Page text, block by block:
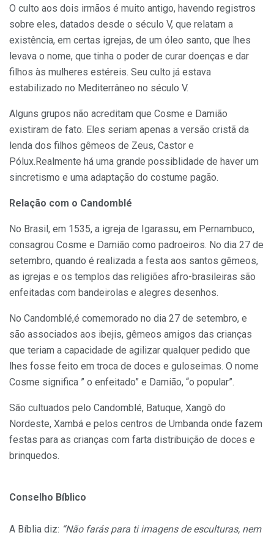
O culto aos dois irmãos é muito antigo, havendo registros
sobre eles, datados desde o século V, que relatam a
existência, em certas igrejas, de um óleo santo, que lhes
levava o nome, que tinha o poder de curar doenças e dar
filhos às mulheres estéreis. Seu culto já estava
estabilizado no Mediterrâneo no século V.
Alguns grupos não acreditam que Cosme e Damião
existiram de fato. Eles seriam apenas a versão cristã da
lenda dos filhos gêmeos de Zeus, Castor e
Pólux.Realmente há uma grande possiblidade de haver um
sincretismo e uma adaptação do costume pagão.
Relação com o Candomblé
No Brasil, em 1535, a igreja de Igarassu, em Pernambuco,
consagrou Cosme e Damião como padroeiros. No dia 27 de
setembro, quando é realizada a festa aos santos gêmeos,
as igrejas e os templos das religiões afro-brasileiras são
enfeitadas com bandeirolas e alegres desenhos.
No Candomblé,é comemorado no dia 27 de setembro, e
são associados aos ibejis, gêmeos amigos das crianças
que teriam a capacidade de agilizar qualquer pedido que
lhes fosse feito em troca de doces e guloseimas. O nome
Cosme significa ” o enfeitado” e Damião, “o popular”.
São cultuados pelo Candomblé, Batuque, Xangô do
Nordeste, Xambá e pelos centros de Umbanda onde fazem
festas para as crianças com farta distribuição de doces e
brinquedos.
Conselho Bíblico
A Bíblia diz: “Não farás para ti imagens de esculturas, nem